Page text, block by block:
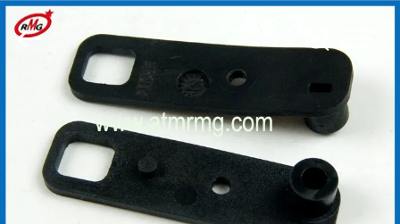
আমাদের
Mei
Guang
Science
And